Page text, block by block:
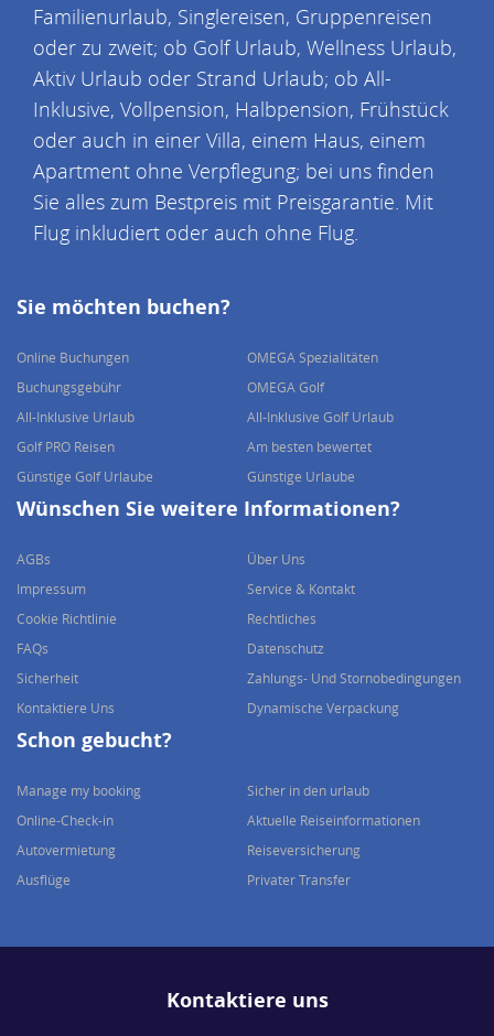
Familienurlaub, Singlereisen, Gruppenreisen
oder zu zweit; ob Golf Urlaub, Wellness Urlaub,
Aktiv Urlaub oder Strand Urlaub; ob All-
Inklusive, Vollpension, Halbpension, Frühstück
oder auch in einer Villa, einem Haus, einem
Apartment ohne Verpflegung; bei uns finden
Sie alles zum Bestpreis mit Preisgarantie. Mit
Flug inkludiert oder auch ohne Flug.
Sie möchten buchen?
Online Buchungen
OMEGA Spezialitäten
Buchungsgebühr
OMEGA Golf
All-Inklusive Urlaub
All-Inklusive Golf Urlaub
Golf PRO Reisen
Am besten bewertet
Günstige Golf Urlaube
Günstige Urlaube
Wünschen Sie weitere Informationen?
AGBs
Über Uns
Impressum
Service & Kontakt
Cookie Richtlinie
Rechtliches
FAQs
Datenschutz
Sicherheit
Zahlungs- Und Stornobedingungen
Kontaktiere Uns
Dynamische Verpackung
Schon gebucht?
Manage my booking
Sicher in den urlaub
Online-Check-in
Aktuelle Reiseinformationen
Autovermietung
Reiseversicherung
Ausflüge
Privater Transfer
Kontaktiere uns